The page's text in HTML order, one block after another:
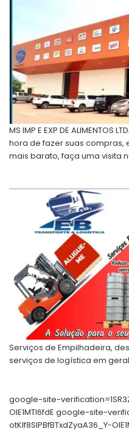
MS IMP E EXP DE ALIMENTOS
hora de fazer suas
mais barato, faça uma visita
Serviços de Empilhadeira,
serviços de logística em
google-site-
OIE1MTl6fdE google-site-
otKIf8SlPBfBTxdZyaA36_Y-